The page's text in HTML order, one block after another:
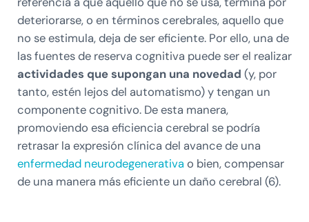
deteriorarse, o en términos cerebrales, aquello que
no se estimula, deja de ser eficiente. Por ello, una de
las fuentes de reserva cognitiva puede ser el realizar
actividades que supongan una novedad (y, por
tanto, estén lejos del automatismo) y tengan un
componente cognitivo. De esta manera,
promoviendo esa eficiencia cerebral se podría
retrasar la expresión clínica del avance de una
enfermedad neurodegenerativa o bien, compensar
de una manera más eficiente un daño cerebral (6).